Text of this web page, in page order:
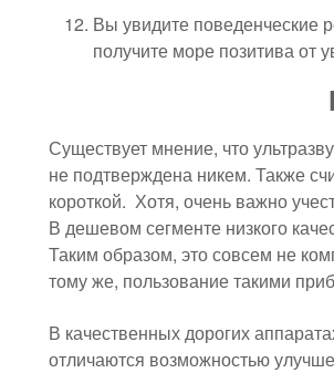
Вы увидите поведенческие
получите море позитива от
Существует мнение, что
не подтверждена никем. Также
короткой. Хотя, очень важно
В дешевом сегменте низкого
Таким образом, это совсем не
тому же, пользование такими
В качественных дорогих
отличаются возможностью